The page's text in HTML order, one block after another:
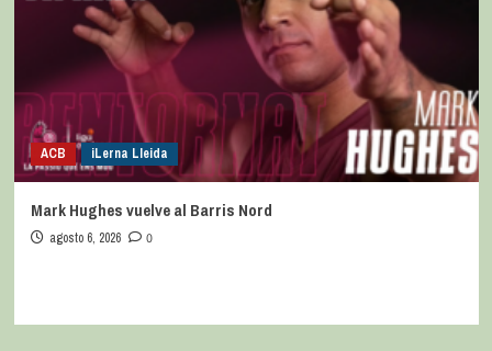
ACB iLerna Lleida
Mark Hughes vuelve al Barris Nord
agosto 6, 2026 0